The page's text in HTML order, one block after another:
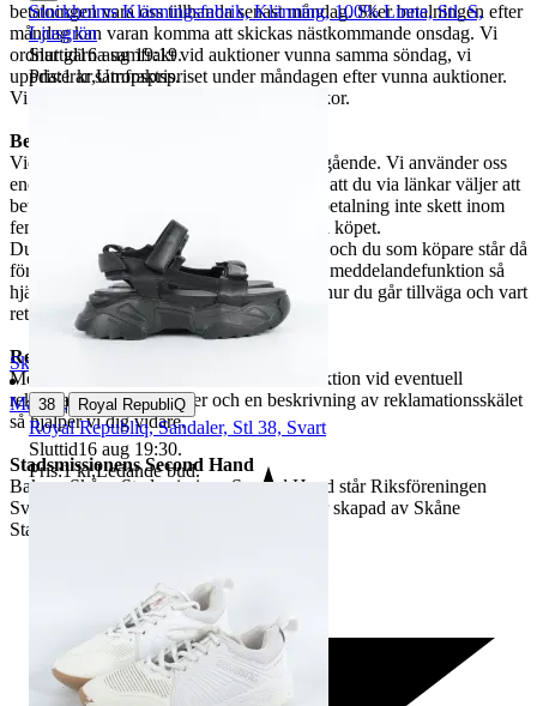
betalningen vara oss tillhanda senast måndag. Sker betalningen efter
måndag kan varan komma att skickas nästkommande onsdag. Vi
ordnar gärna samfrakt vid auktioner vunna samma söndag, vi
uppdaterar samfraktspriset under måndagen efter vunna auktioner.
Vi samfrakter tyvärr inte mellan olika veckor.
Betalning och ångerrätt
Vid vunnen auktion bör betalning ske omgående. Vi använder oss
endast av Traderabetalning, vilket innebär att du via länkar väljer att
betala med Swish, kort eller PayPal. Om betalning inte skett inom
fem dagar förbehåller vi oss rätten att häva köpet.
Du har rätt att ångra köpet inom 14 dagar, och du som köpare står då
för returfrakten. Meddela oss via Traderas meddelandefunktion så
hjälper vi dig vidare med information om hur du går tillväga och vart
returen ska skickas.
Reklamation
Meddela oss via Traderas meddelandefunktion vid eventuell
reklamation. Bifoga bilder och en beskrivning av reklamationsskälet
så hjälper vi dig vidare.
Stadsmissionens Second Hand
Bakom Skåne Stadsmissions Second Hand står Riksföreningen
Sveriges Stadsmissioner. Denna annons är skapad av Skåne
Stadsmission.
SkåneStadsmission
Malmö , Sverige
Stockholms Klänningsfabrik, Klänning, 100% Linne, Stl. S,
Ljusgrön
Sluttid16 aug 19:19.
Pris:1 kr,Utropspris.
38 | Royal RepubliQ
Royal Republiq, Sandaler, Stl 38, Svart
Sluttid16 aug 19:30.
Pris:1 kr,Ledande bud.